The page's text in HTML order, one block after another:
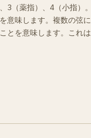
3（薬指）、4（小指）
意味します。複数の弦
とを意味します。これ